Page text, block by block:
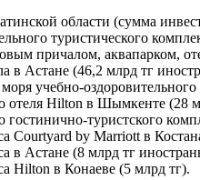
области (сумма
туристического
причалом, аквапарком,
в Астане (46,2 млрд тг
учебно-
отеля Hilton в Шымкенте (28
гостинично-туристского
Courtyard by Marriott в
в Астане (8 млрд тг
Hilton в Конаеве (5 млрд тг).